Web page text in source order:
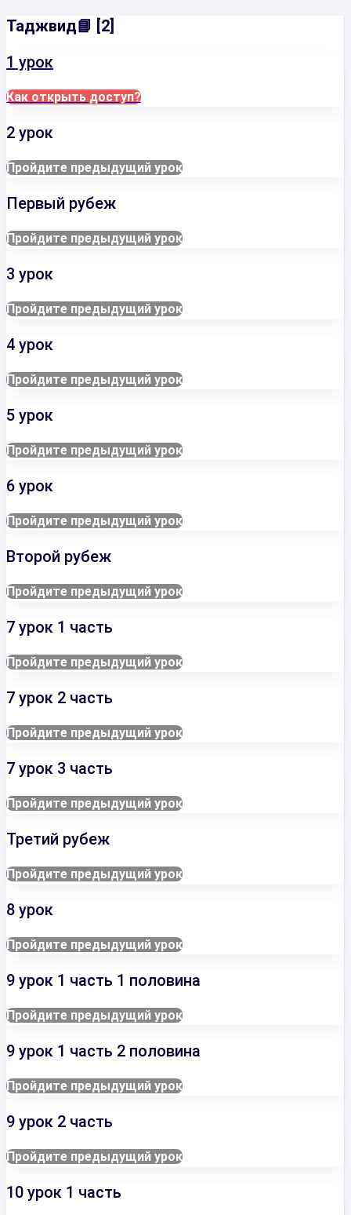
Таджвид📘 [2]
1 урок
Как открыть доступ?
2 урок
Пройдите предыдущий урок
Первый рубеж
Пройдите предыдущий урок
3 урок
Пройдите предыдущий урок
4 урок
Пройдите предыдущий урок
5 урок
Пройдите предыдущий урок
6 урок
Пройдите предыдущий урок
Второй рубеж
Пройдите предыдущий урок
7 урок 1 часть
Пройдите предыдущий урок
7 урок 2 часть
Пройдите предыдущий урок
7 урок 3 часть
Пройдите предыдущий урок
Третий рубеж
Пройдите предыдущий урок
8 урок
Пройдите предыдущий урок
9 урок 1 часть 1 половина
Пройдите предыдущий урок
9 урок 1 часть 2 половина
Пройдите предыдущий урок
9 урок 2 часть
Пройдите предыдущий урок
10 урок 1 часть